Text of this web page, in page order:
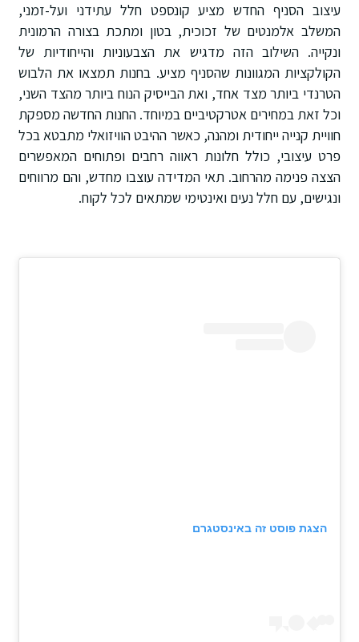
עיצוב הסניף החדש מציע קונספט חלל עתידני ועל-זמני,
המשלב אלמנטים של זכוכית, בטון ומתכת בצורה הרמונית
ונקייה. השילוב הזה מדגיש את הצבעוניות והייחודיות של
הקולקציות המגוונות שהסניף מציע. בחנות תמצאו את הלבוש
הטרנדי ביותר מצד אחד, ואת הבייסיק הנוח ביותר מהצד השני,
וכל זאת במחירים אטרקטיביים במיוחד. החנות החדשה מספקת
חוויית קנייה ייחודית ומהנה, כאשר ההיבט הוויזואלי מתבטא בכל
פרט עיצובי, כולל חלונות ראווה רחבים ופתוחים המאפשרים
הצצה פנימה מהרחוב. תאי המדידה עוצבו מחדש, והם מרווחים
ונגישים, עם חלל נעים ואינטימי שמתאים לכל לקוח.
הצגת פוסט זה באינסטגרם